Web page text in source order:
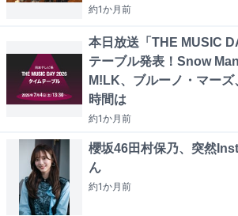
約1か月前
本日放送「THE MUSIC
テーブル発表！Snow Man
M!LK、ブルーノ・マー
時間は
約1か月前
櫻坂46田村保乃、突然
ん
約1か月前